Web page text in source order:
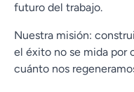
futuro del trabajo.
Nuestra misión:
el éxito no se mida por
cuánto nos